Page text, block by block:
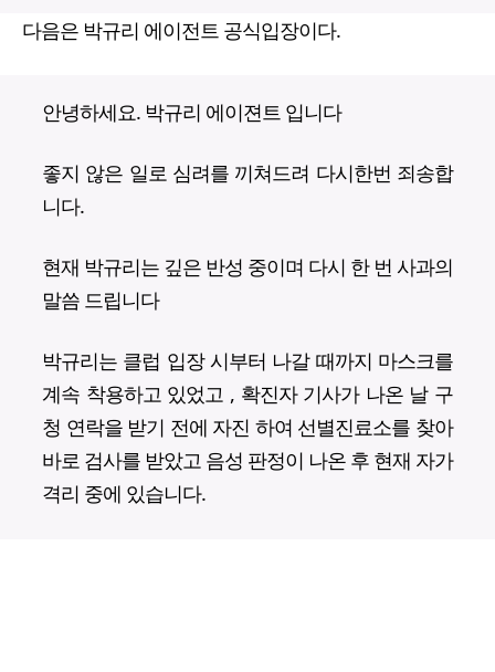
다음은 박규리 에이전트 공식입장이다.
안녕하세요. 박규리 에이젼트 입니다
좋지 않은 일로 심려를 끼쳐드려 다시한번 죄송합
니다.
현재 박규리는 깊은 반성 중이며 다시 한 번 사과의
말씀 드립니다
박규리는 클럽 입장 시부터 나갈 때까지 마스크를
계속 착용하고 있었고 , 확진자 기사가 나온 날 구
청 연락을 받기 전에 자진 하여 선별진료소를 찾아
바로 검사를 받았고 음성 판정이 나온 후 현재 자가
격리 중에 있습니다.